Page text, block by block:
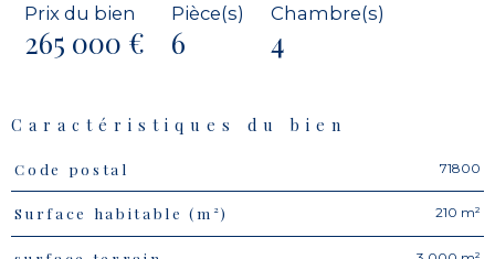
Prix du bien
265 000 €
Pièce(s)
6
Chambre(s)
4
Caractéristiques du bien
Caractéristiques Valeurs
Code postal 71800
Surface habitable (m²) 210 m²